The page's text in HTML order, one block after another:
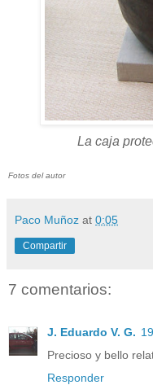
La caja
Fotos del autor
Paco Muñoz at 0:05
Compartir
7 comentarios:
J. Eduardo V. G.
Precioso y bello
Responder